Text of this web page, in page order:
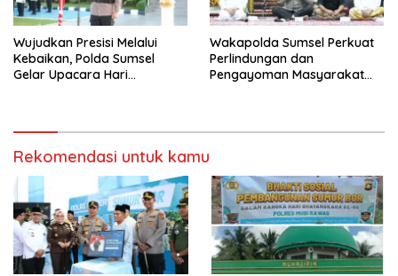
Wujudkan Presisi Melalui
Kebaikan, Polda Sumsel
Gelar Upacara Hari
Wakapolda Sumsel Perkuat
Perlindungan dan
Pengayoman Masyarakat
Rekomendasi untuk kamu